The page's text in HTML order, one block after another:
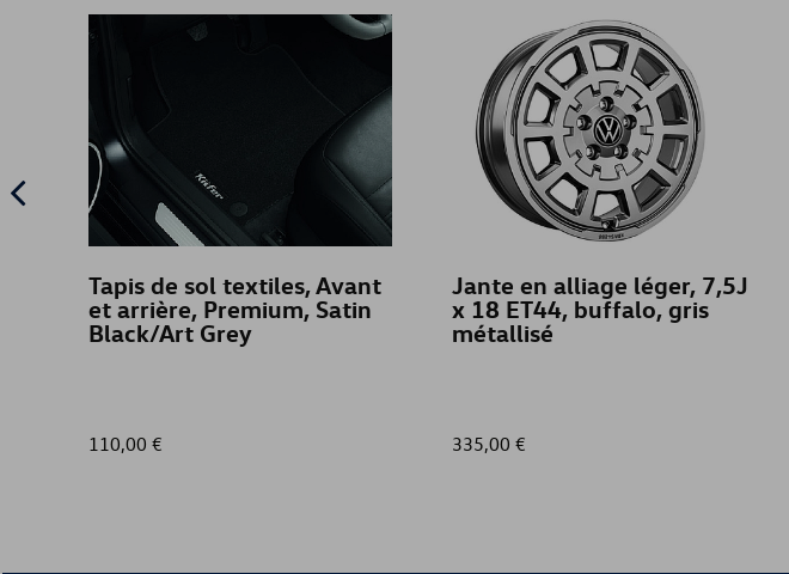
Tapis de sol textiles, Avant
et arrière, Premium, Satin
Black/Art Grey
110,00 €
Jante en alliage léger, 7,5J
x 18 ET44, buffalo, gris
métallisé
335,00 €